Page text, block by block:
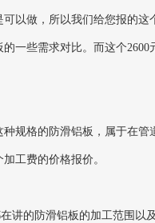
以做，所以我们给您报的这
一些需求对比。而这个2600
规格的防滑铝板，属于在管
工费的价格报价。
的防滑铝板的加工范围以